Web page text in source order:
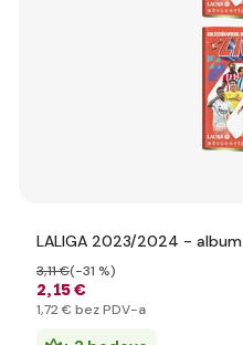
LALIGA 2023/2024 - album
2,15 €
3,11 €(-31 %)
1,72 € bez PDV-a